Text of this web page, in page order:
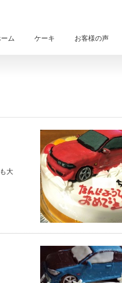
ム ケーキ お客様の声
大